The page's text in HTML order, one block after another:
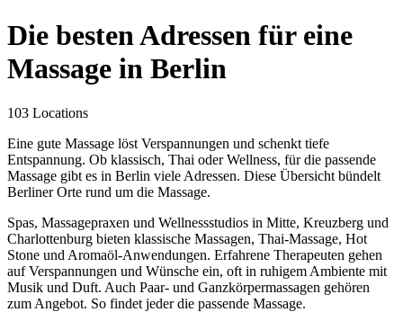
Die besten Adressen für eine
Massage in Berlin
103 Locations
Eine gute Massage löst Verspannungen und schenkt tiefe
Entspannung. Ob klassisch, Thai oder Wellness, für die passende
Massage gibt es in Berlin viele Adressen. Diese Übersicht bündelt
Berliner Orte rund um die Massage.
Spas, Massagepraxen und Wellnessstudios in Mitte, Kreuzberg und
Charlottenburg bieten klassische Massagen, Thai-Massage, Hot
Stone und Aromaöl-Anwendungen. Erfahrene Therapeuten gehen
auf Verspannungen und Wünsche ein, oft in ruhigem Ambiente mit
Musik und Duft. Auch Paar- und Ganzkörpermassagen gehören
zum Angebot. So findet jeder die passende Massage.